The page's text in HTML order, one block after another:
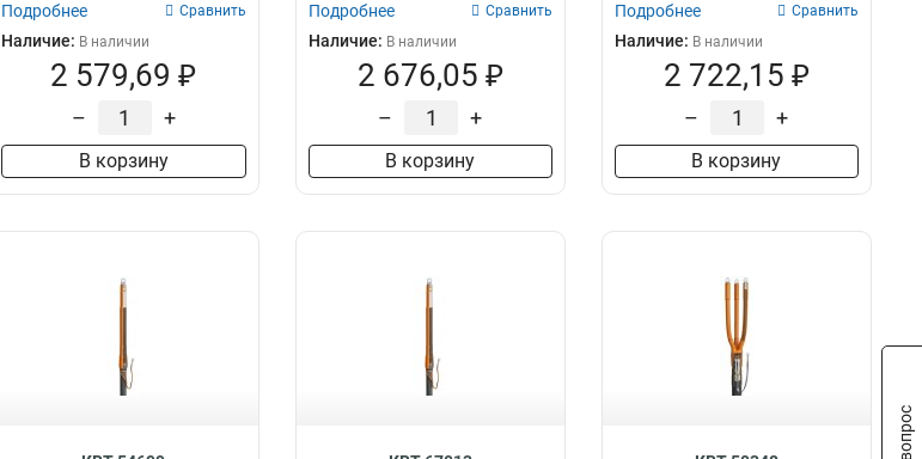
Подробнее Сравнить
Наличие: В наличии
2 579,69 ₽
– +
В корзину
Подробнее Сравнить
Наличие: В наличии
2 676,05 ₽
– +
В корзину
Подробнее Сравнить
Наличие: В наличии
2 722,15 ₽
– +
В корзину